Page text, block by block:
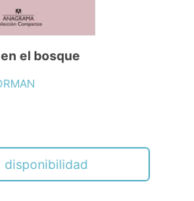
el bosque
disponibilidad